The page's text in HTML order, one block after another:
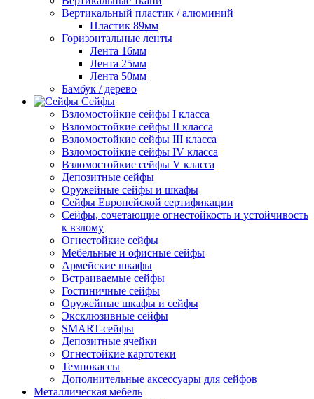
Вертикальный пластик / алюминий
Пластик 89мм
Горизонтальные ленты
Лента 16мм
Лента 25мм
Лента 50мм
Бамбук / дерево
Сейфы
Взломостойкие сейфы I класса
Взломостойкие сейфы II класса
Взломостойкие сейфы III класса
Взломостойкие сейфы IV класса
Взломостойкие сейфы V класса
Депозитные сейфы
Оружейные сейфы и шкафы
Сейфы Европейской сертификации
Сейфы, сочетающие огнестойкость и устойчивость
к взлому
Огнестойкие сейфы
Мебельные и офисные сейфы
Армейские шкафы
Встраиваемые сейфы
Гостиничные сейфы
Оружейные шкафы и сейфы
Эксклюзивные сейфы
SMART-сейфы
Депозитные ячейки
Огнестойкие картотеки
Темпокассы
Дополнительные аксессуары для сейфов
Металлическая мебель